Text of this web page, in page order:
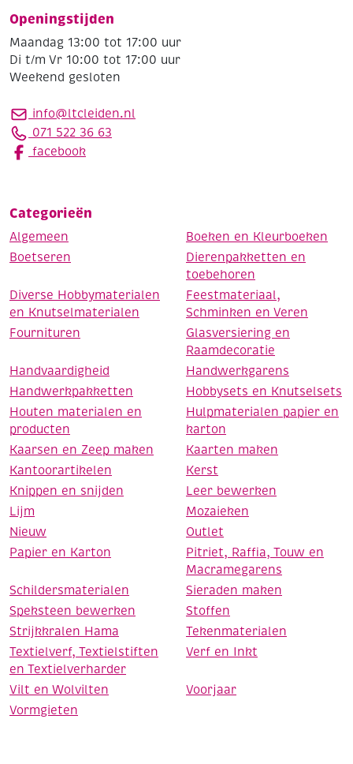
Openingstijden
Maandag 13:00 tot 17:00 uur
Di t/m Vr 10:00 tot 17:00 uur
Weekend gesloten
info@ltcleiden.nl
071 522 36 63
facebook
Categorieën
Algemeen
Boeken en Kleurboeken
Boetseren
Dierenpakketten en
toebehoren
Diverse Hobbymaterialen
en Knutselmaterialen
Feestmateriaal,
Schminken en Veren
Fournituren
Glasversiering en
Raamdecoratie
Handvaardigheid
Handwerkgarens
Handwerkpakketten
Hobbysets en Knutselsets
Houten materialen en
producten
Hulpmaterialen papier en
karton
Kaarsen en Zeep maken
Kaarten maken
Kantoorartikelen
Kerst
Knippen en snijden
Leer bewerken
Lijm
Mozaieken
Nieuw
Outlet
Papier en Karton
Pitriet, Raffia, Touw en
Macramegarens
Schildersmaterialen
Sieraden maken
Speksteen bewerken
Stoffen
Strijkkralen Hama
Tekenmaterialen
Textielverf, Textielstiften
en Textielverharder
Verf en Inkt
Vilt en Wolvilten
Voorjaar
Vormgieten